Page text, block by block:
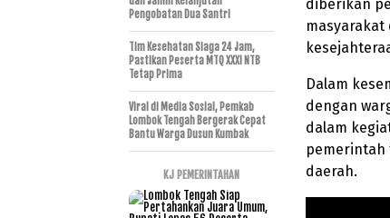
diberikan
Dalam
dengan
dalam
pemerintah
daerah.
Pengobatan Dua Santri
Tim Kesehatan Siaga 24 Jam,
Pastikan Peserta MTQ XXXI NTB
Tetap Prima
Viral di Media Sosial, Pemkab
Lombok Tengah Bergerak Cepat
Bantu Warga Dusun Kumbak
KJ PEMERINTAHAN